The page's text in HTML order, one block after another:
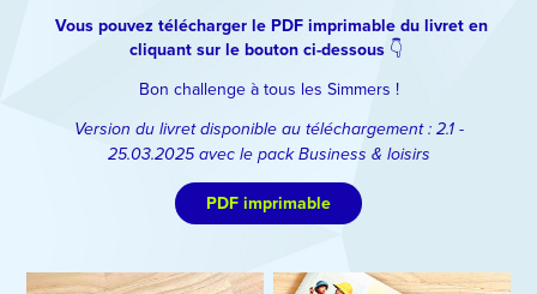
Vous pouvez télécharger le PDF imprimable du livret en
cliquant sur le bouton ci-dessous 👇​​​​​​​
Bon challenge à tous les Simmers !
Version du livret disponible au téléchargement : 2.1 -
25.03.2025 avec le pack Business & loisirs
PDF imprimable